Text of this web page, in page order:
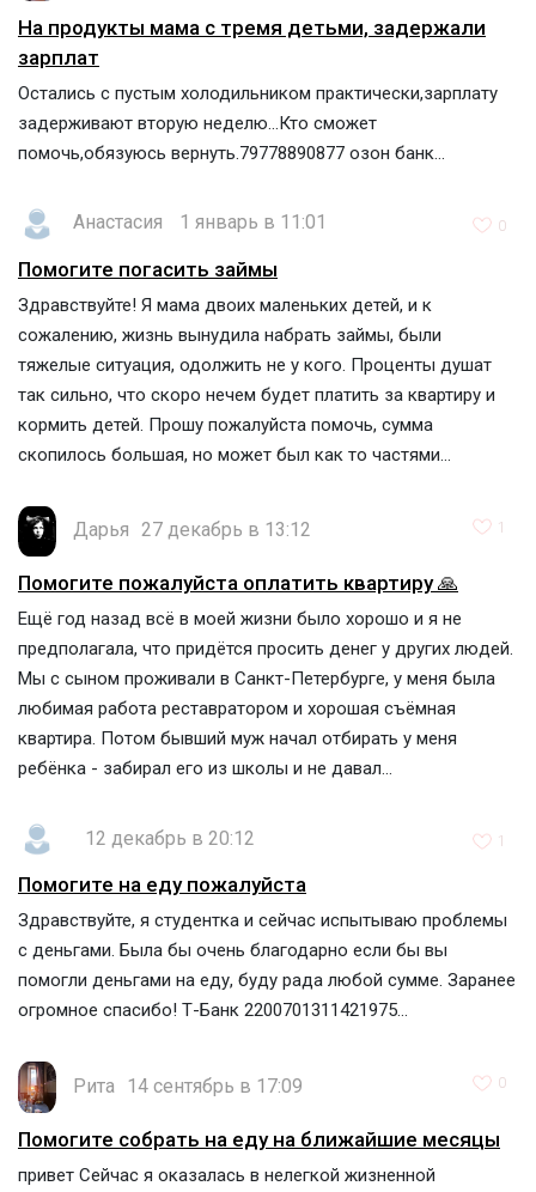
На продукты мама с тремя детьми, задержали
зарплат
Остались с пустым холодильником практически,зарплату
задерживают вторую неделю...Кто сможет
помочь,обязуюсь вернуть.79778890877 озон банк...
Анастасия 1 январь в 11:01 0
Помогите погасить займы
Здравствуйте! Я мама двоих маленьких детей, и к
сожалению, жизнь вынудила набрать займы, были
тяжелые ситуация, одолжить не у кого. Проценты душат
так сильно, что скоро нечем будет платить за квартиру и
кормить детей. Прошу пожалуйста помочь, сумма
скопилось большая, но может был как то частями...
Дарья 27 декабрь в 13:12 1
Помогите пожалуйста оплатить квартиру 🙏
Ещё год назад всё в моей жизни было хорошо и я не
предполагала, что придётся просить денег у других людей.
Мы с сыном проживали в Санкт-Петербурге, у меня была
любимая работа реставратором и хорошая съёмная
квартира. Потом бывший муж начал отбирать у меня
ребёнка - забирал его из школы и не давал...
12 декабрь в 20:12 1
Помогите на еду пожалуйста
Здравствуйте, я студентка и сейчас испытываю проблемы
с деньгами. Была бы очень благодарно если бы вы
помогли деньгами на еду, буду рада любой сумме. Заранее
огромное спасибо! Т-Банк 2200701311421975...
Рита 14 сентябрь в 17:09 0
Помогите собрать на еду на ближайшие месяцы
привет Сейчас я оказалась в нелегкой жизненной